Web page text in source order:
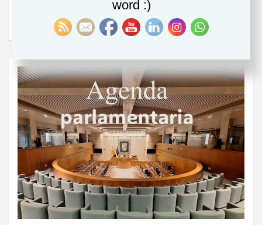
Lambán y Azcón abren un nuevo camino de diálogo
pero siguen sin desbloquear la reforma de la Romareda
word :)